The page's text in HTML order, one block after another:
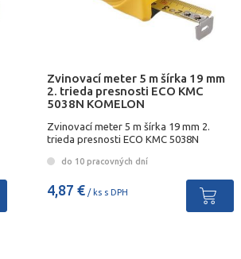
Zvinovací meter 5 m šírka 19 mm
2. trieda presnosti ECO KMC
5038N KOMELON
Zvinovací meter 5 m šírka 19 mm 2.
trieda presnosti ECO KMC 5038N
do 10 pracovných dní
4,87 €/ ks s DPH